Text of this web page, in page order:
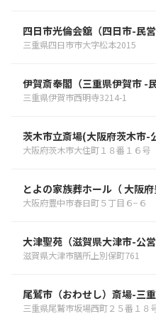
四日市光倫会舘（四日市-民営
三重県四日市市大字松本2015
伊賀斎奉閣（三重県伊賀市 -
三重県伊賀市西明寺3214-1
茨木市立斎場(大阪府茨木市-
大阪府茨木市大住町１８番１６号
とよの家族葬ホール（ 大阪府
大阪府豊中市春日町５丁目６−６
大津聖苑（滋賀県大津市-公営
滋賀県大津市膳所上別保町761
尾鷲市（おわせし）斎場-三
三重県尾鷲市坂場西町２５番１８